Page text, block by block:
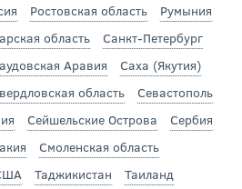
Ростовская область
Румыния
область
Санкт-Петербург
Аравия
Саха (Якутия)
область
Севастополь
Сейшельские Острова
Сербия
Смоленская область
Таджикистан
Таиланд